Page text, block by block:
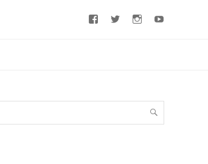
FacebookTwitterInstagram
SEARCH